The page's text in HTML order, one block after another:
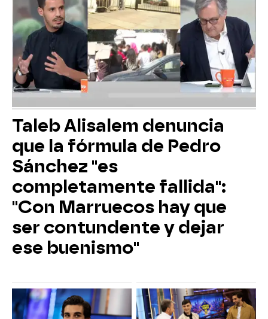
Taleb Alisalem denuncia
que la fórmula de Pedro
Sánchez "es
completamente fallida":
"Con Marruecos hay que
ser contundente y dejar
ese buenismo"